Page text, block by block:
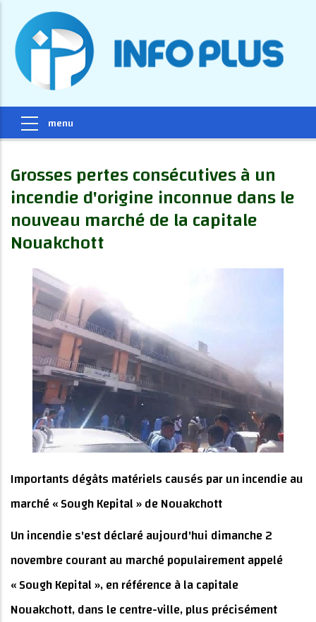
Grosses pertes consécutives à un
incendie d'origine inconnue dans le
nouveau marché de la capitale
Nouakchott
Importants dégâts matériels causés par un incendie au
marché « Sough Kepital » de Nouakchott
Un incendie s'est déclaré aujourd'hui dimanche 2
novembre courant au marché populairement appelé
« Sough Kepital », en référence à la capitale
Nouakchott, dans le centre-ville, plus précisément